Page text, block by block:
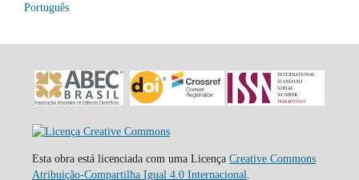
Português
Esta obra está licenciada com uma Licença Creative Commons
Atribuição-Compartilha Igual 4.0 Internacional